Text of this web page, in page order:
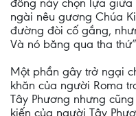
đồng này chọn lựa
ngài nêu gương Chúa
đường đòi cố gắng,
Và nó băng qua tha
Một phần gây trở ngại
khăn của người Roma
Tây Phương nhưng
kiến của người Tây